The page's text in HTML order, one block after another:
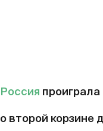
Россия проиграла
второй корзине